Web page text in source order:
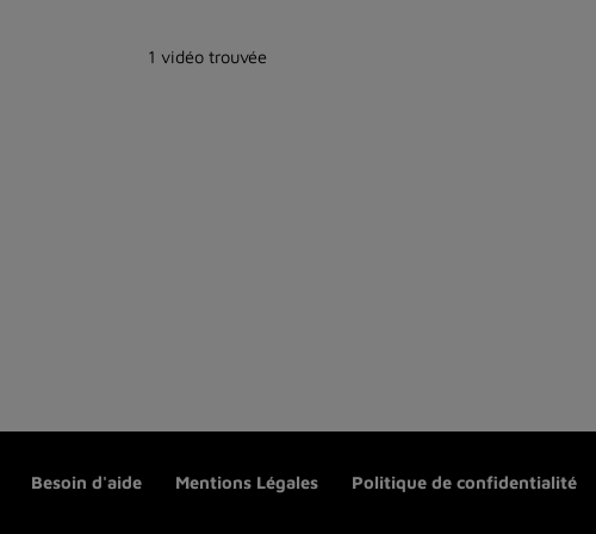
1 vidéo trouvée
Besoin d'aide Mentions Légales Politique de confidentialité